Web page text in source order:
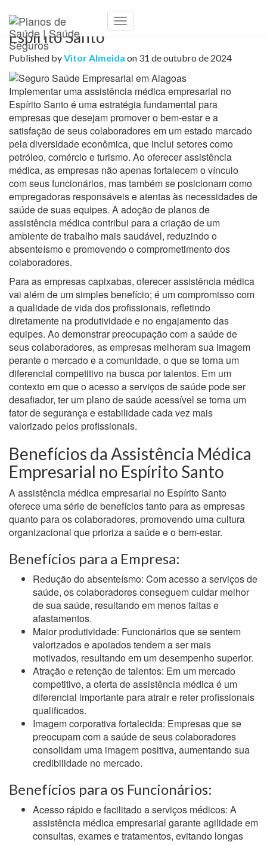
Toggle
Assistência Médica Empresarial no
Espírito Santo
Published byVitor Almeida on 31 de outubro de 2024
Implementar uma assistência médica empresarial no
Espírito Santo é uma estratégia fundamental para
empresas que desejam promover o bem-estar e a
satisfação de seus colaboradores em um estado marcado
pela diversidade econômica, que inclui setores como
petróleo, comércio e turismo. Ao oferecer assistência
médica, as empresas não apenas fortalecem o vínculo
com seus funcionários, mas também se posicionam como
empregadoras responsáveis e atentas às necessidades de
saúde de suas equipes. A adoção de planos de
assistência médica contribui para a criação de um
ambiente de trabalho mais saudável, reduzindo o
absenteísmo e promovendo o comprometimento dos
colaboradores.
Para as empresas capixabas, oferecer assistência médica
vai além de um simples benefício; é um compromisso com
a qualidade de vida dos profissionais, refletindo
diretamente na produtividade e no engajamento das
equipes. Ao demonstrar preocupação com a saúde de
seus colaboradores, as empresas melhoram sua imagem
perante o mercado e a comunidade, o que se torna um
diferencial competitivo na busca por talentos. Em um
contexto em que o acesso a serviços de saúde pode ser
desafiador, ter um plano de saúde acessível se torna um
fator de segurança e estabilidade cada vez mais
valorizado pelos profissionais.
Benefícios da Assistência Médica
Empresarial no Espírito Santo
A assistência médica empresarial no Espírito Santo
oferece uma série de benefícios tanto para as empresas
quanto para os colaboradores, promovendo uma cultura
organizacional que prioriza a saúde e o bem-estar.
Benefícios para a Empresa:
Redução do absenteísmo: Com acesso a serviços de
saúde, os colaboradores conseguem cuidar melhor
de sua saúde, resultando em menos faltas e
afastamentos.
Maior produtividade: Funcionários que se sentem
valorizados e apoiados tendem a ser mais
motivados, resultando em um desempenho superior.
Atração e retenção de talentos: Em um mercado
competitivo, a oferta de assistência médica é um
diferencial importante para atrair e reter profissionais
qualificados.
Imagem corporativa fortalecida: Empresas que se
preocupam com a saúde de seus colaboradores
consolidam uma imagem positiva, aumentando sua
credibilidade no mercado.
Benefícios para os Funcionários:
Acesso rápido e facilitado a serviços médicos: A
assistência médica empresarial garante agilidade em
consultas, exames e tratamentos, evitando longas